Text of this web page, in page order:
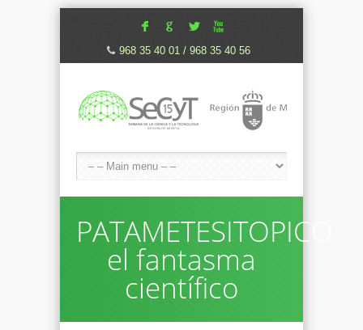
F G L X
968 35 40 01 / 968 35 40 56
PATAMETESITOPICO
el fantasma
científico